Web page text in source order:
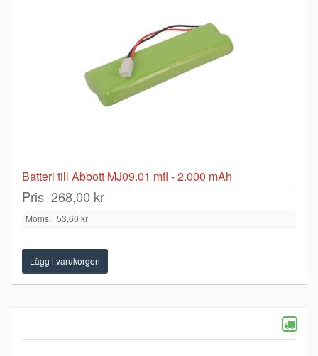
Batteri till Abbott MJ09.01 mfl - 2.000 mAh
Pris 268,00 kr
Moms: 53,60 kr